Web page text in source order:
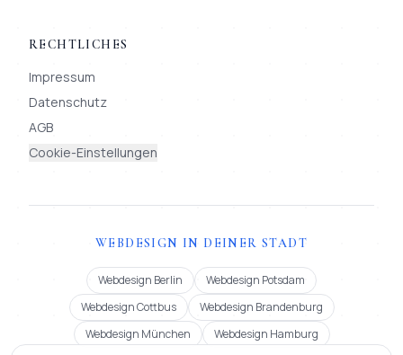
RECHTLICHES
Impressum
Datenschutz
AGB
Cookie-Einstellungen
WEBDESIGN IN DEINER STADT
Webdesign Berlin
Webdesign Potsdam
Webdesign Cottbus
Webdesign Brandenburg
Webdesign München
Webdesign Hamburg